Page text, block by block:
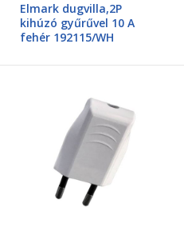
Elmark dugvilla,2P
kihúzó gyűrűvel 10 A
fehér 192115/WH